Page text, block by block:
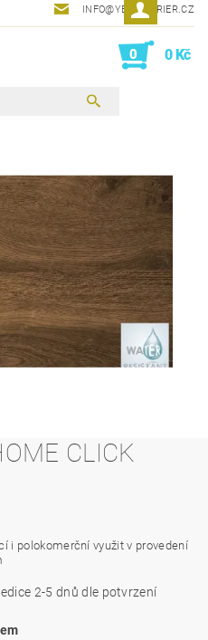
INFO@YESINTERIER.CZ
0 0 Kč
CLICK
i polokomerční využit v provedení
2-5 dnů dle potvrzení